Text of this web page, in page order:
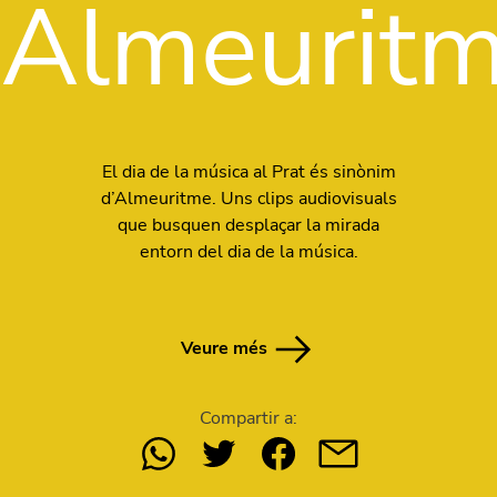
El dia de la música al Prat és sinònim
d’Almeuritme. Uns clips audiovisuals
que busquen desplaçar la mirada
entorn del dia de la música.
Veure més
Compartir a: